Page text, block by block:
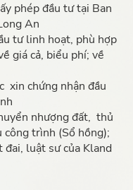
phép đầu tư tại Ban
An
tư linh hoạt, phù hợp
giá cả, biểu phí; về
xin chứng nhận đầu
nhượng đất, thủ
công trình (Sổ hồng);
luật sư của Kland